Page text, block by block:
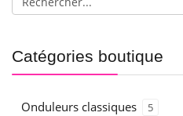
Catégories boutique
Onduleurs classiques 5